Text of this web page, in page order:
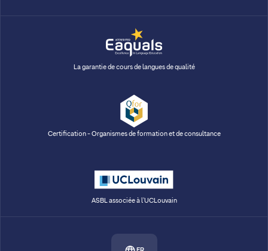
La garantie de cours de langues de qualité
Certification - Organismes de formation et de consultance
ASBL associée à l'UCLouvain